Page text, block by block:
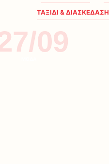
ΤΑΞΙΔΙ & ΔΙΑΣΚΕΔΑΣΗ
09